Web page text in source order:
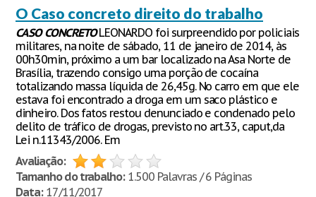
O Caso concreto direito do trabalho
CASO CONCRETOLEONARDO foi surpreendido por policiais
militares, na noite de sábado, 11 de janeiro de 2014, às
00h30min, próximo a um bar localizado na Asa Norte de
Brasília, trazendo consigo uma porção de cocaína
totalizando massa líquida de 26,45g. No carro em que ele
estava foi encontrado a droga em um saco plástico e
dinheiro. Dos fatos restou denunciado e condenado pelo
delito de tráfico de drogas, previsto no art.33, caput,da
Lei n.11343/2006. Em
Avaliação:
Tamanho do trabalho:1.500 Palavras / 6 Páginas
Data:17/11/2017